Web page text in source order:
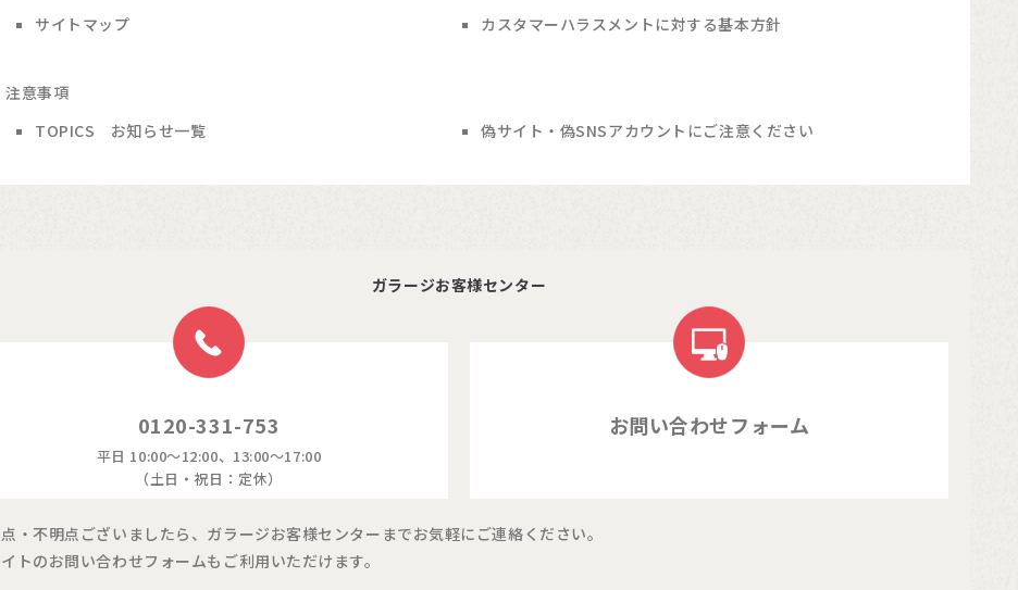
サイトマップ カスタマーハラスメントに対する基本方針
注意事項
TOPICS お知らせ一覧
偽サイト・偽SNSアカウントにご注意ください
ガラージお客様センター
0120-331-753
平日 10:00～12:00、13:00～17:00
（土日・祝日：定休）
お問い合わせフォーム
・不明点ございましたら、ガラージお客様センターまでお気軽にご連絡ください。
トのお問い合わせフォームもご利用いただけます。